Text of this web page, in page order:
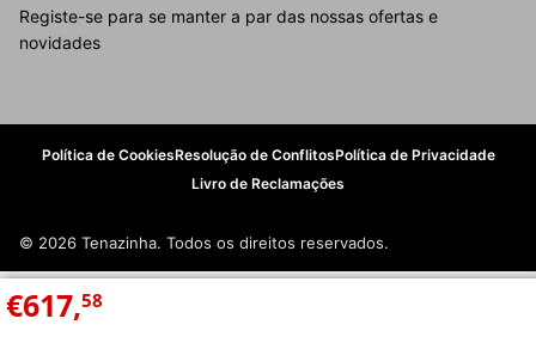
€617,58
Registe-se para se manter a par das nossas ofertas e
novidades
Política de CookiesResolução de ConflitosPolítica de Privacidade
Livro de Reclamações
© 2026 Tenazinha. Todos os direitos reservados.